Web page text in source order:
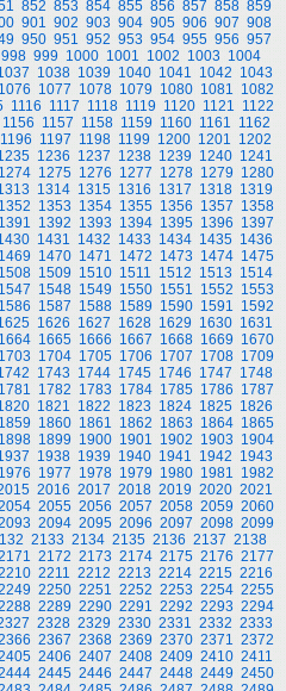
852 853 854 855 856 857 858 859
901 902 903 904 905 906 907 908
950 951 952 953 954 955 956 957
998 999 1000 1001 1002 1003 1004
1038 1039 1040 1041 1042 1043
1076 1077 1078 1079 1080 1081 1082
1116 1117 1118 1119 1120 1121 1122
1156 1157 1158 1159 1160 1161 1162
1196 1197 1198 1199 1200 1201 1202
1236 1237 1238 1239 1240 1241
1274 1275 1276 1277 1278 1279 1280
1314 1315 1316 1317 1318 1319
1352 1353 1354 1355 1356 1357 1358
1391 1392 1393 1394 1395 1396 1397
1431 1432 1433 1434 1435 1436
1469 1470 1471 1472 1473 1474 1475
1508 1509 1510 1511 1512 1513 1514
1547 1548 1549 1550 1551 1552 1553
1586 1587 1588 1589 1590 1591 1592
1626 1627 1628 1629 1630 1631
1664 1665 1666 1667 1668 1669 1670
1703 1704 1705 1706 1707 1708 1709
1743 1744 1745 1746 1747 1748
1781 1782 1783 1784 1785 1786 1787
1821 1822 1823 1824 1825 1826
1859 1860 1861 1862 1863 1864 1865
1898 1899 1900 1901 1902 1903 1904
1938 1939 1940 1941 1942 1943
1976 1977 1978 1979 1980 1981 1982
2016 2017 2018 2019 2020 2021
2055 2056 2057 2058 2059 2060
2094 2095 2096 2097 2098 2099
2133 2134 2135 2136 2137 2138
2172 2173 2174 2175 2176 2177
2211 2212 2213 2214 2215 2216
2250 2251 2252 2253 2254 2255
2289 2290 2291 2292 2293 2294
2328 2329 2330 2331 2332 2333
2367 2368 2369 2370 2371 2372
2406 2407 2408 2409 2410 2411
2445 2446 2447 2448 2449 2450